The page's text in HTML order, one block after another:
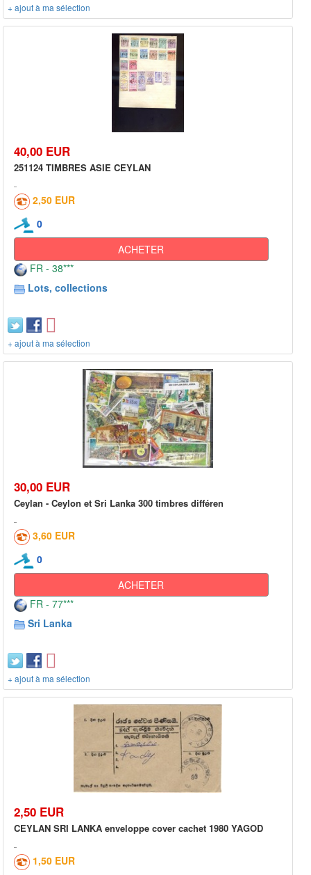
+ ajout à ma sélection
40,00 EUR
251124 TIMBRES ASIE CEYLAN
2,50 EUR
0
ACHETER
FR - 38***
Lots, collections
+ ajout à ma sélection
30,00 EUR
Ceylan - Ceylon et Sri Lanka 300 timbres différen
3,60 EUR
0
ACHETER
FR - 77***
Sri Lanka
+ ajout à ma sélection
2,50 EUR
CEYLAN SRI LANKA enveloppe cover cachet 1980 YAGOD
1,50 EUR